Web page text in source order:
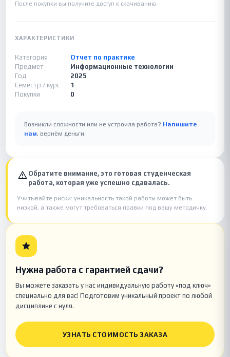
После покупки вы получите доступ к скачиванию.
ХАРАКТЕРИСТИКИ
Категория
Отчет по практике
Предмет
Информационные технологии
Год
2025
Семестр / курс
1
Покупки
0
Возникли сложности или не устроила работа? Напишите
нам, вернём деньги.
Обратите внимание, это готовая студенческая
работа, которая уже успешно сдавалась.
Учитывайте риски: уникальность такой работы может быть
низкой, а также могут требоваться правки под вашу методичку.
Нужна работа с гарантией сдачи?
Вы можете заказать у нас индивидуальную работу «под ключ»
специально для вас! Подготовим уникальный проект по любой
дисциплине с нуля.
УЗНАТЬ СТОИМОСТЬ ЗАКАЗА